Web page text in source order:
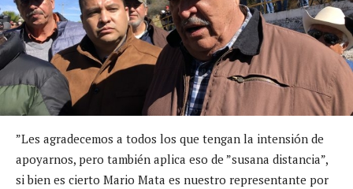
”Les agradecemos a todos los que tengan la intensión de
apoyarnos, pero también aplica eso de ”susana distancia”,
si bien es cierto Mario Mata es nuestro representante por